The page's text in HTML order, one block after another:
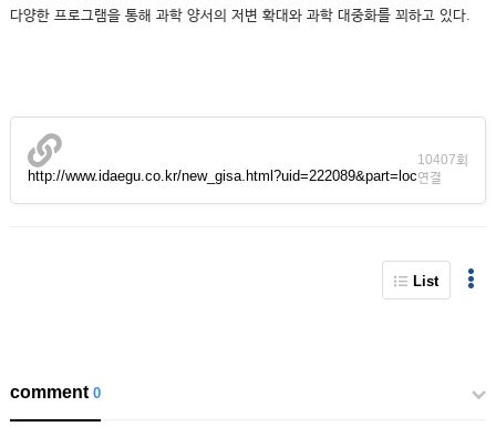
다양한 프로그램을 통해 과학 양서의 저변 확대와 과학 대중화를 꾀하고 있다.
http://www.idaegu.co.kr/new_gisa.html?uid=222089&part=loc
10407회
연결
List
comment0